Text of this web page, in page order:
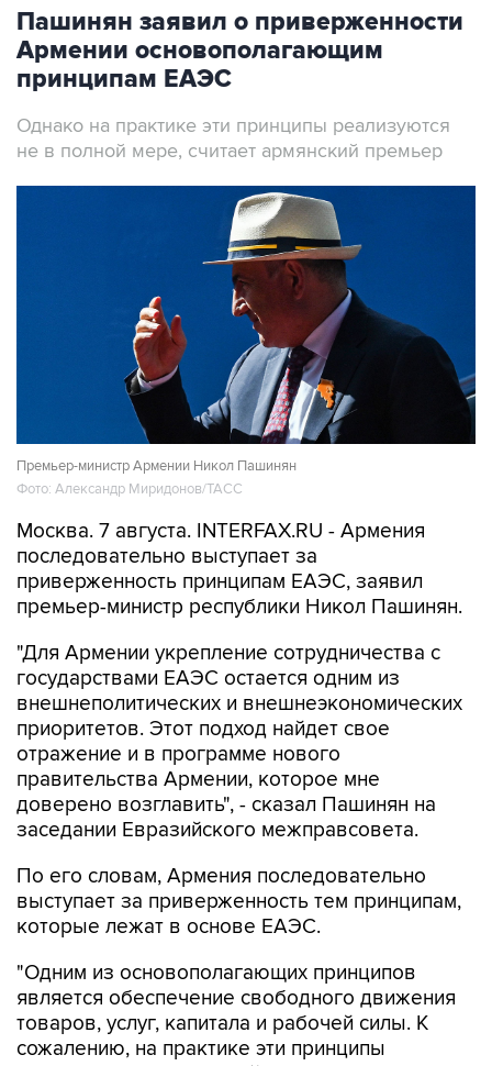
Пашинян заявил о приверженности
Армении основополагающим
принципам ЕАЭС
Однако на практике эти принципы реализуются
не в полной мере, считает армянский премьер
Премьер-министр Армении Никол Пашинян
Фото: Александр Миридонов/ТАСС
Москва. 7 августа. INTERFAX.RU - Армения
последовательно выступает за
приверженность принципам ЕАЭС, заявил
премьер-министр республики Никол Пашинян.
"Для Армении укрепление сотрудничества с
государствами ЕАЭС остается одним из
внешнеполитических и внешнеэкономических
приоритетов. Этот подход найдет свое
отражение и в программе нового
правительства Армении, которое мне
доверено возглавить", - сказал Пашинян на
заседании Евразийского межправсовета.
По его словам, Армения последовательно
выступает за приверженность тем принципам,
которые лежат в основе ЕАЭС.
"Одним из основополагающих принципов
является обеспечение свободного движения
товаров, услуг, капитала и рабочей силы. К
сожалению, на практике эти принципы